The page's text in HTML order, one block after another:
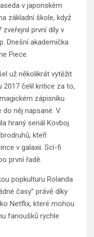
v japonském
základní škole, když
zveřejnil první díly v
Dnešní akademička
Piece.
už několikrát vytěžit
2017 čelil kritice za to,
zápisníku
do něj napsané. V
hraný seriál Kovboj
kteří
v galaxii. Sci-fi
první řadě.
popkulturu Rolanda
časy” právě díky
Netflix, které mohou
fanoušků rychle